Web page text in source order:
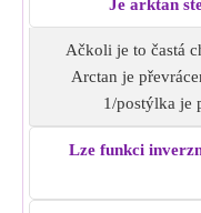
Je arktan
Ačkoli je to častá
Arctan je
1/postýlka je
Lze funkci